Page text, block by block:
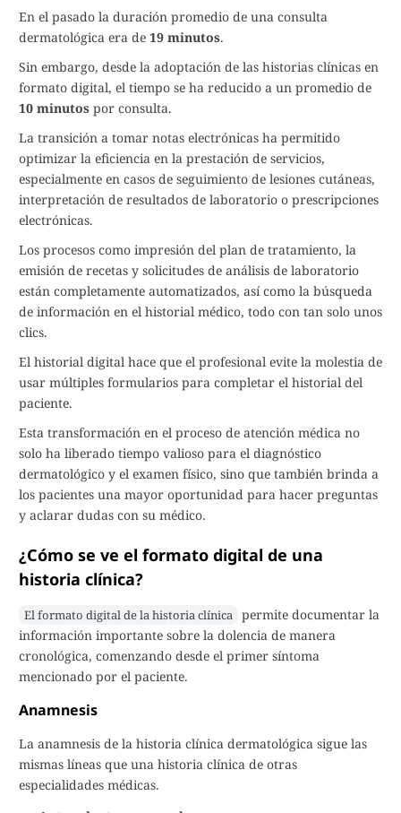
En el pasado la duración promedio de una consulta
dermatológica era de 19 minutos.
Sin embargo, desde la adoptación de las historias clínicas en
formato digital, el tiempo se ha reducido a un promedio de
10 minutos por consulta.
La transición a tomar notas electrónicas ha permitido
optimizar la eficiencia en la prestación de servicios,
especialmente en casos de seguimiento de lesiones cutáneas,
interpretación de resultados de laboratorio o prescripciones
electrónicas.
Los procesos como impresión del plan de tratamiento, la
emisión de recetas y solicitudes de análisis de laboratorio
están completamente automatizados, así como la búsqueda
de información en el historial médico, todo con tan solo unos
clics.
El historial digital hace que el profesional evite la molestia de
usar múltiples formularios para completar el historial del
paciente.
Esta transformación en el proceso de atención médica no
solo ha liberado tiempo valioso para el diagnóstico
dermatológico y el examen físico, sino que también brinda a
los pacientes una mayor oportunidad para hacer preguntas
y aclarar dudas con su médico.
¿Cómo se ve el formato digital de una
historia clínica?
El formato digital de la historia clínica permite documentar la
información importante sobre la dolencia de manera
cronológica, comenzando desde el primer síntoma
mencionado por el paciente.
Anamnesis
La anamnesis de la historia clínica dermatológica sigue las
mismas líneas que una historia clínica de otras
especialidades médicas.